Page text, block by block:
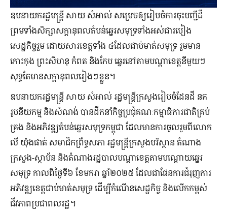
ឧបនាយករដ្ឋមន្ត្រី សាយ សំអាល់ សម្រេចឲ្យរៀបចំការចុះបញ្ជីដី
ព្រមទាំងសិក្សាសក្តានុពលតំបន់ឆ្នេរសមុទ្រទាំងអស់ជារបៀង
សេដ្ឋកិច្ចរួម ដោយសារខេត្តទាំង ៤ដែលជាប់មាត់សមុទ្រ រួមមាន
កោះកុង ព្រះសីហនុ កំពត និងកែប ឆ្នេរនៅតាមបណ្តាខេត្តនីមួយៗ
សុទ្ធតែមានសក្តានុពលរៀងៗខ្លួន។
ឧបនាយករដ្ឋមន្ត្រី សាយ សំអាល់ រដ្ឋមន្ត្រីក្រសួងរៀបចំដែនដី នគ
រូបនីយកម្ម និងសំណង់ បានដឹកនាំកិច្ចប្រជុំគណៈកម្មាធិការជាតិគ្រប់
គ្រង និងអភិវឌ្ឍតំបន់ឆ្នេរសមុទ្រកម្ពុជា​ ដែលមានការចូលរួមពីលោក
លី យ៉ុងផាត់ សមាជិកព្រឹទ្ធសភា រដ្ឋមន្ត្រីក្រសួងបរិស្ថាន តំណាង
ក្រសួង-ស្ថាប័ន និងតំណាងរដ្ឋបាលបណ្តាខេត្តតាមបណ្តោយឆ្នេរ
សមុទ្រ កាលពីថ្ងៃទី៦ ខែមករា ឆ្នាំ២០២៥ ដែលជាផែនការជំរុញការ
អភិវឌ្ឍខេត្តជាប់មាត់សមុទ្រ​ ដេីម្បីកំណេីនសេដ្ឋកិច្ច​ និងលេីកកម្ពស់
ជីវភាពប្រជាពលរដ្ឋ​។